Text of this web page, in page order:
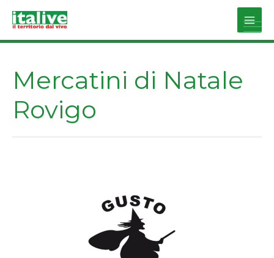
Main
Mercatini di Natale
Rovigo